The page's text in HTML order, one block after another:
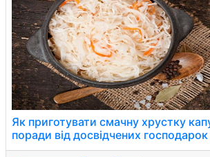
Як приготувати смачну хрустку
поради від досвідчених господарок